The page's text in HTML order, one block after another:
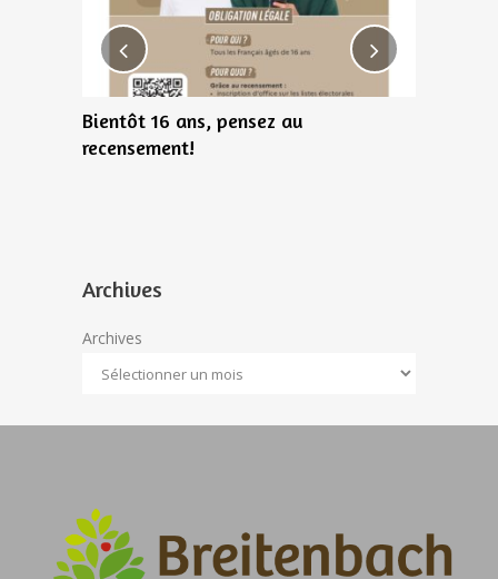
Bientôt 16 ans, pensez au
recensement!
Archives
Archives